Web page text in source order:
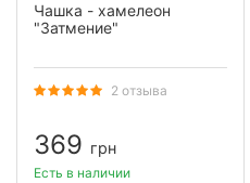
Чашка - хамелеон
"Затмение"
2 отзыва
369 грн
Есть в наличии